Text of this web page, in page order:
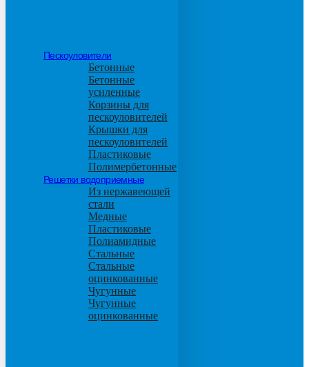
Пескоуловители
Бетонные
Бетонные
усиленные
Корзины для
пескоуловителей
Крышки для
пескоуловителей
Пластиковые
Полимербетонные
Решетки водоприемные
Из нержавеющей
стали
Медные
Пластиковые
Полиамидные
Стальные
Стальные
оцинкованные
Чугунные
Чугунные
оцинкованные